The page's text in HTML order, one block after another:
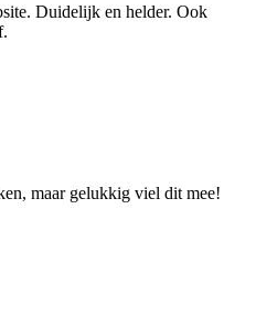
Duidelijk en helder. Ook
maar gelukkig viel dit mee!